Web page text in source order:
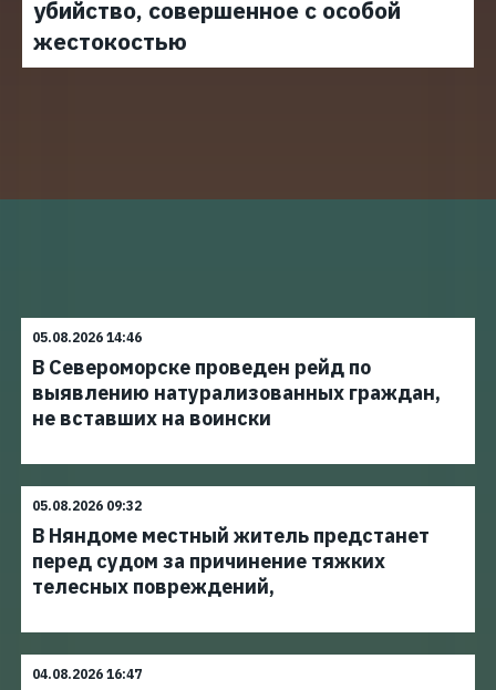
убийство, совершенное с особой
жестокостью
05.08.2026 14:46
В Североморске проведен рейд по
выявлению натурализованных граждан,
не вставших на воински
05.08.2026 09:32
В Няндоме местный житель предстанет
перед судом за причинение тяжких
телесных повреждений,
04.08.2026 16:47